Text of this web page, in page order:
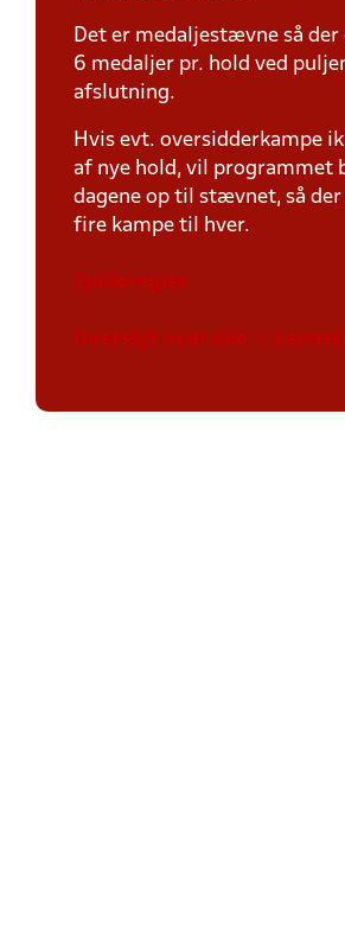
Det er medaljestævne så
6 medaljer pr. hold ved
afslutning.
Hvis evt. oversidderkampe
af nye hold, vil programmet
dagene op til stævnet, så
fire kampe til hver.
Spilleregler.
Oversigt over alle ½